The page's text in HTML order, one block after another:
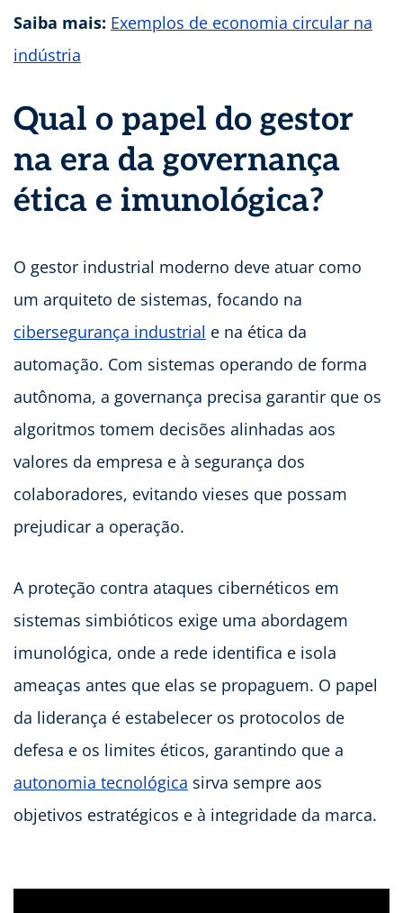
Saiba mais: Exemplos de economia circular na
indústria
Qual o papel do gestor
na era da governança
ética e imunológica?
O gestor industrial moderno deve atuar como
um arquiteto de sistemas, focando na
cibersegurança industrial e na ética da
automação. Com sistemas operando de forma
autônoma, a governança precisa garantir que os
algoritmos tomem decisões alinhadas aos
valores da empresa e à segurança dos
colaboradores, evitando vieses que possam
prejudicar a operação.
A proteção contra ataques cibernéticos em
sistemas simbióticos exige uma abordagem
imunológica, onde a rede identifica e isola
ameaças antes que elas se propaguem. O papel
da liderança é estabelecer os protocolos de
defesa e os limites éticos, garantindo que a
autonomia tecnológica sirva sempre aos
objetivos estratégicos e à integridade da marca.